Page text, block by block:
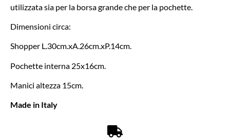
utilizzata sia per la borsa grande che per la pochette.
Dimensioni circa:
Shopper L.30cm.xA.26cm.xP.14cm.
Pochette interna 25x16cm.
Manici altezza 15cm.
Made in Italy